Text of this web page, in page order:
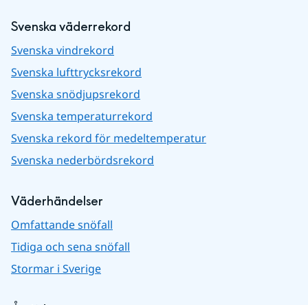
Svenska väderrekord
Svenska vindrekord
Svenska lufttrycksrekord
Svenska snödjupsrekord
Svenska temperaturrekord
Svenska rekord för medeltemperatur
Svenska nederbördsrekord
Väderhändelser
Omfattande snöfall
Tidiga och sena snöfall
Stormar i Sverige